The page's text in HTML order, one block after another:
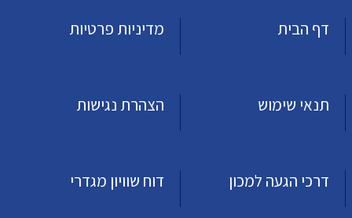
דף הבית
מדיניות פרטיות
תנאי שימוש הצהרת נגישות
דרכי הגעה למכון דוח שוויון מגדרי